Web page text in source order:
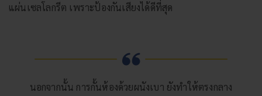
แผ่นเซลโลกรีต เพราะป้องกันเสียงได้ดีที่สุด
นอกจากนั้น การกั้นห้องด้วยผนังเบา ยังทำให้ตรงกลาง